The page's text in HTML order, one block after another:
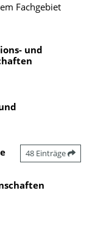
Fachgebiet
und
48 Einträge